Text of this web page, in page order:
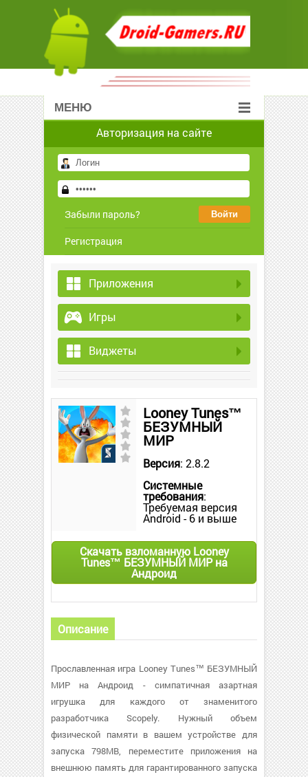
МЕНЮ
Авторизация на сайте
Забыли пароль?
Регистрация
Приложения
Игры
Виджеты
Looney Tunes™
БЕЗУМНЫЙ
МИР
Версия: 2.8.2
Системные
требования:
Требуемая версия
Android - 6 и выше
Скачать взломанную Looney
Tunes™ БЕЗУМНЫЙ МИР на
Андроид
Описание
Прославленная игра Looney Tunes™ БЕЗУМНЫЙ
МИР на Андроид - симпатичная азартная
игрушка для каждого от знаменитого
разработчика Scopely. Нужный объем
физической памяти в вашем устройстве для
запуска 798MB, переместите приложения на
внешнюю память для гарантированного запуска